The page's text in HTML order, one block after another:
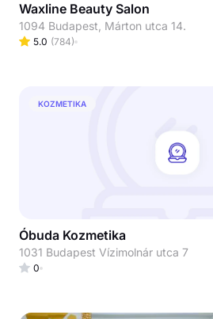
Waxline Beauty Salon
1094 Budapest, Márton utca 14.
5.0 (784)
KOZMETIKA
Óbuda Kozmetika
1031 Budapest Vízimolnár utca 7
0